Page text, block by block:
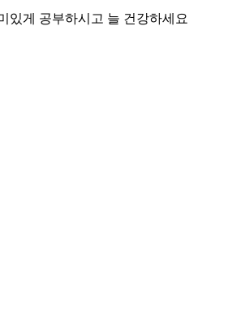
있게 공부하시고 늘 건강하세요